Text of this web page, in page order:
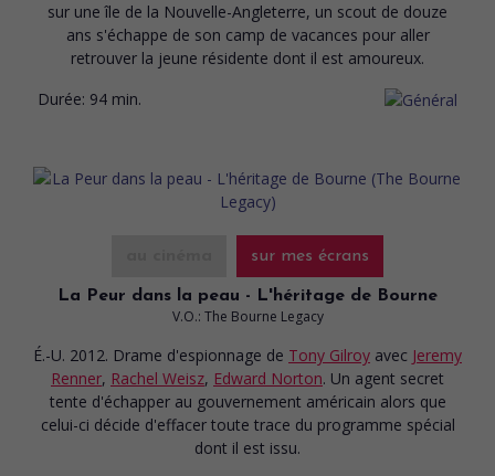
sur une île de la Nouvelle-Angleterre, un scout de douze
ans s'échappe de son camp de vacances pour aller
retrouver la jeune résidente dont il est amoureux.
Durée: 94 min.
sur mes écrans
La Peur dans la peau - L'héritage de Bourne
V.O.: The Bourne Legacy
É.-U. 2012. Drame d'espionnage de Tony Gilroy avec Jeremy
Renner, Rachel Weisz, Edward Norton. Un agent secret
tente d'échapper au gouvernement américain alors que
celui-ci décide d'effacer toute trace du programme spécial
dont il est issu.